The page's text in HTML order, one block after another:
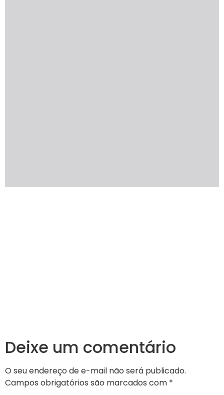
Deixe um comentário
O seu endereço de e-mail não será publicado.
Campos obrigatórios são marcados com *